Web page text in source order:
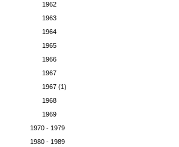
1962
1963
1964
1965
1966
1967
1967 (1)
1968
1969
1970 - 1979
1980 - 1989